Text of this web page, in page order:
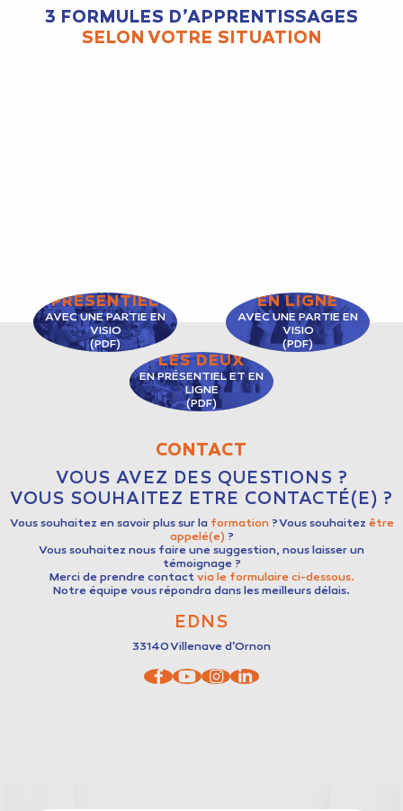
3 FORMULES D’APPRENTISSAGES
SELON VOTRE SITUATION
PRÉSENTIEL
AVEC UNE PARTIE EN
VISIO
(PDF)
EN LIGNE
AVEC UNE PARTIE EN
VISIO
(PDF)
LES DEUX
EN PRÉSENTIEL ET EN
LIGNE
(PDF)
CONTACT
VOUS AVEZ DES QUESTIONS ?
VOUS SOUHAITEZ ETRE CONTACTÉ(E) ?
Vous souhaitez en savoir plus sur laformation ? Vous souhaitez être
appelé(e)?
Vous souhaitez nous faire une suggestion, nous laisser un
témoignage ?
Merci de prendre contactvia le formulaire ci-dessous.
Notre équipe vous répondra dans les meilleurs délais.
EDNS
33140Villenave d'Ornon